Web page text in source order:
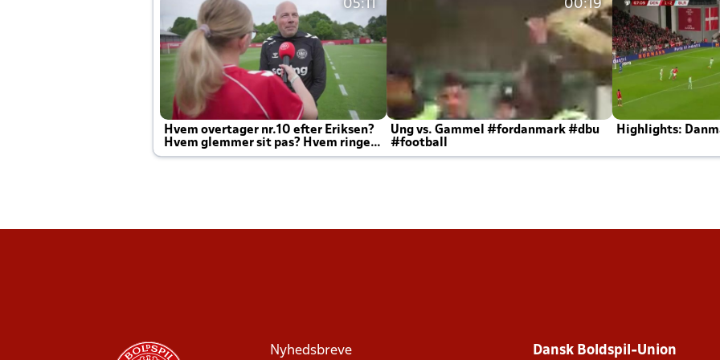
05:11
Hvem overtager nr.10 efter Eriksen?
Hvem glemmer sit pas? Hvem ringer
Joachim altid til efter kampe?
00:19
Ung vs. Gammel #fordanmark #dbu
#football
Highlights:
Nyhedsbreve Dansk Boldspil-Union